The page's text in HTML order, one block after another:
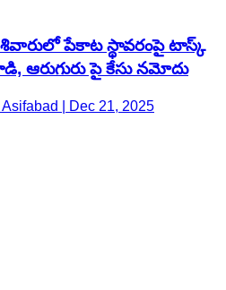
పేకాట స్థావరంపై టాస్క్
ఆరుగురు పై కేసు నమోదు
| Dec 21, 2025